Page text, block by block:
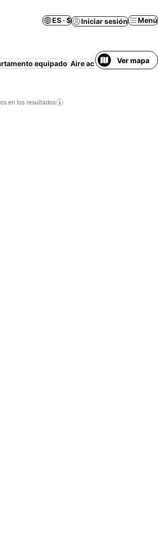
ES · $ Iniciar sesión Menú
equipado Aire acondicionado Wi-
Ver mapa
en los resultados